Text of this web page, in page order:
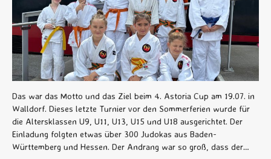
Das war das Motto und das Ziel beim 4. Astoria Cup am 19.07. in
Walldorf. Dieses letzte Turnier vor den Sommerferien wurde für
die Altersklassen U9, U11, U13, U15 und U18 ausgerichtet. Der
Einladung folgten etwas über 300 Judokas aus Baden-
Württemberg und Hessen. Der Andrang war so groß, dass der…